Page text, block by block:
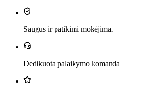
Saugūs ir patikimi mokėjimai
Dedikuota palaikymo komanda